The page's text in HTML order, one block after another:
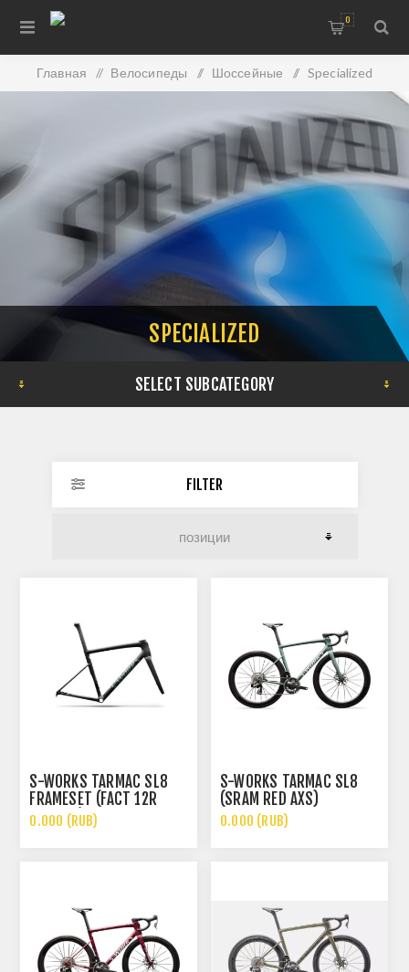
0
Главная / Велосипеды / Шоссейные / Specialized
SPECIALIZED
SELECT SUBCATEGORY
FILTER
S-WORKS TARMAC SL8
FRAMESET (FACT 12R
CARBON)
0.000 (RUB)
S-WORKS TARMAC SL8
(SRAM RED AXS)
0.000 (RUB)